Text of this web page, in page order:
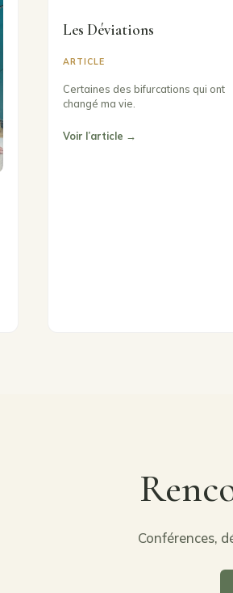
Les Déviations
ARTICLE
Certaines des bifurcations qui ont
changé ma vie.
Voir l’article →
Conférences,